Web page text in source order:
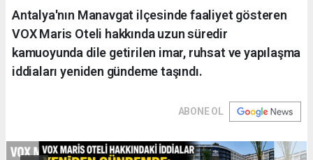
Antalya'nın Manavgat ilçesinde faaliyet gösteren
VOX Maris Oteli hakkında uzun süredir
kamuoyunda dile getirilen imar, ruhsat ve yapılaşma
iddiaları yeniden gündeme taşındı.
ABONE OL